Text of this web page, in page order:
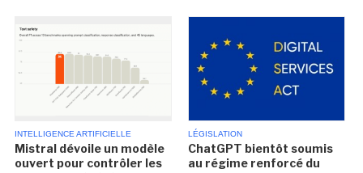
INTELLIGENCE ARTIFICIELLE
Mistral dévoile un modèle
ouvert pour contrôler les
LÉGISLATION
ChatGPT bientôt soumis
au régime renforcé du